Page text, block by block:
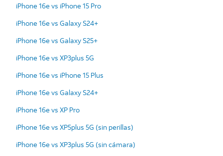
iPhone 16e vs iPhone 15 Pro
iPhone 16e vs Galaxy S24+
iPhone 16e vs Galaxy S25+
iPhone 16e vs XP3plus 5G
iPhone 16e vs iPhone 15 Plus
iPhone 16e vs Galaxy S24+
iPhone 16e vs XP Pro
iPhone 16e vs XP5plus 5G (sin perillas)
iPhone 16e vs XP3plus 5G (sin cámara)